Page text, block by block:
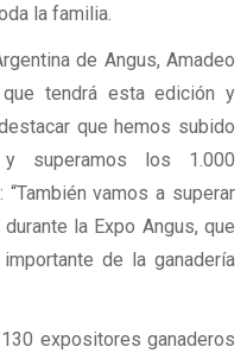
la familia.
de Angus, Amadeo
tendrá esta edición y
que hemos subido
superamos los 1.000
vamos a superar
la Expo Angus, que
de la ganadería
expositores ganaderos